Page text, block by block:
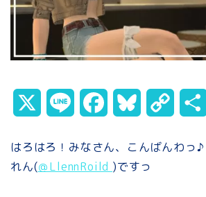
c
はろはろ！みなさん、こんばんわっ♪
れん(＠LlennRoild )ですっ